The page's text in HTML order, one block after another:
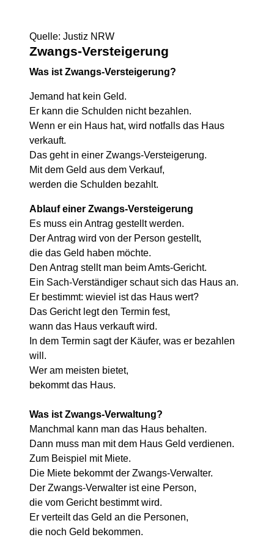
Quelle: Justiz NRW
Zwangs-Versteigerung
Was ist Zwangs-Versteigerung?
Jemand hat kein Geld.
Er kann die Schulden nicht bezahlen.
Wenn er ein Haus hat, wird notfalls das Haus
verkauft.
Das geht in einer Zwangs-Versteigerung.
Mit dem Geld aus dem Verkauf,
werden die Schulden bezahlt.
Ablauf einer Zwangs-Versteigerung
Es muss ein Antrag gestellt werden.
Der Antrag wird von der Person gestellt,
die das Geld haben möchte.
Den Antrag stellt man beim Amts-Gericht.
Ein Sach-Verständiger schaut sich das Haus an.
Er bestimmt: wieviel ist das Haus wert?
Das Gericht legt den Termin fest,
wann das Haus verkauft wird.
In dem Termin sagt der Käufer, was er bezahlen
will.
Wer am meisten bietet,
bekommt das Haus.
Was ist Zwangs-Verwaltung?
Manchmal kann man das Haus behalten.
Dann muss man mit dem Haus Geld verdienen.
Zum Beispiel mit Miete.
Die Miete bekommt der Zwangs-Verwalter.
Der Zwangs-Verwalter ist eine Person,
die vom Gericht bestimmt wird.
Er verteilt das Geld an die Personen,
die noch Geld bekommen.